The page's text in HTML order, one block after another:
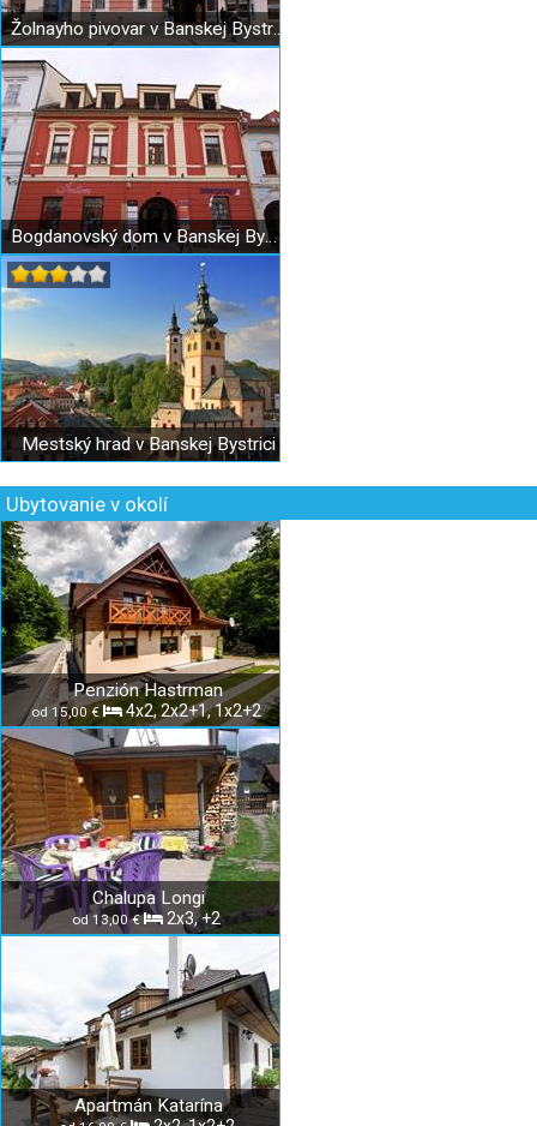
Žolnayho pivovar v Banskej Bystrici
Bogdanovský dom v Banskej Bystrici
Mestský hrad v Banskej Bystrici
Ubytovanie v okolí
Penzión Hastrman
od 15,00 € 4x2, 2x2+1, 1x2+2
Chalupa Longi
od 13,00 € 2x3, +2
Apartmán Katarína